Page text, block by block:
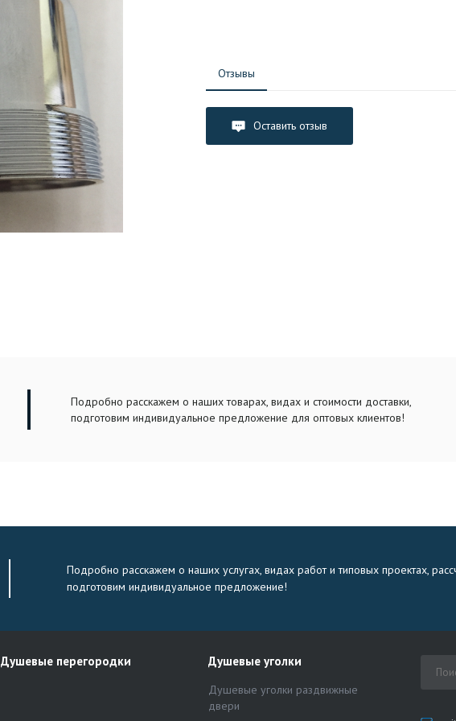
Отзывы
Оставить отзыв
Подробно расскажем о наших товарах, видах и стоимости доставки,
подготовим индивидуальное предложение для оптовых клиентов!
Подробно расскажем о наших услугах, видах работ и типовых проектах,
подготовим индивидуальное предложение!
Душевые перегородки Душевые уголки
Душевые уголки раздвижные
двери